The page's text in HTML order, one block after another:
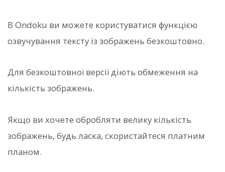
В Ondoku ви можете користуватися функцією
озвучування тексту із зображень безкоштовно.
Для безкоштовної версії діють обмеження на
кількість зображень.
Якщо ви хочете обробляти велику кількість
зображень, будь ласка, скористайтеся платним
планом.